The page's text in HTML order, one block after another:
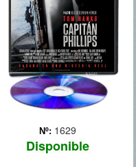
Nº: 1629
Disponible
África, el buque carguero
“Maersk Alabama”, al
mando del capitán de la
marina mercante
estadouni... Más